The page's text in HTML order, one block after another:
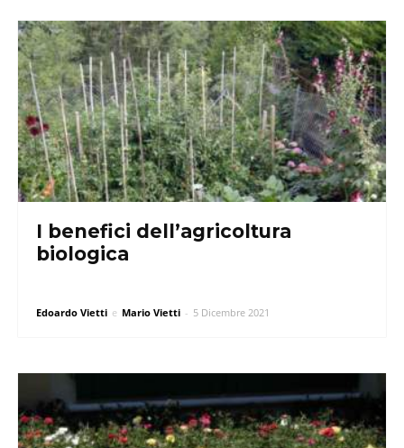
I benefici dell’agricoltura
biologica
Edoardo Vietti e Mario Vietti - 5 Dicembre 2021